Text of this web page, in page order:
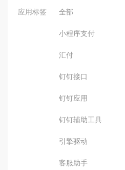
应用标签 全部
小程序支付
汇付
钉钉接口
钉钉应用
钉钉辅助工具
引擎驱动
客服助手